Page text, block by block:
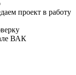
проект в работу
ВАК